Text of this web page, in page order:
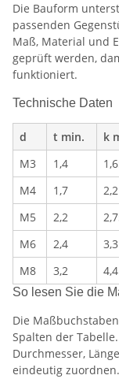
Die Bauform
passenden
Maß, Material und
geprüft werden,
funktioniert.
Technische Daten
d t min. k
M3
1,4
M4
1,7 2,2
M5
2,2
M6
2,4 3,3
M8
3,2 4,4
So lesen Sie die
Die
Spalten der
Durchmesser,
eindeutig zuordnen.